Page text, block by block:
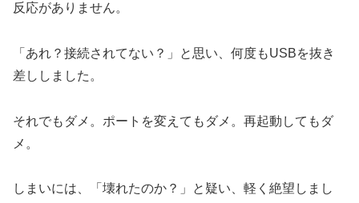
反応がありません。
「あれ？接続されてない？」と思い、何度もUSBを抜き
差ししました。
それでもダメ。ポートを変えてもダメ。再起動してもダ
メ。
しまいには、「壊れたのか？」と疑い、軽く絶望しまし